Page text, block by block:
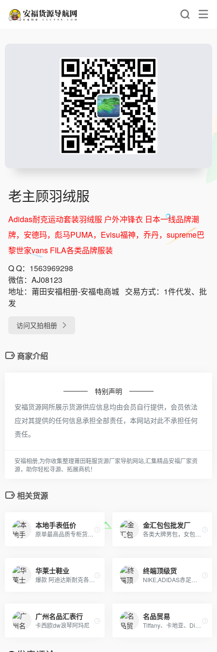
老主顾羽绒服
Adidas耐克运动套装羽绒服 户外冲锋衣 日本一线品牌潮
牌，安德玛，彪马PUMA，Evisu福神，乔丹，supreme巴
黎世家vans FILA各类品牌服装
Q Q： 1563969298
微信： AJ08123
地址： 莆田安福相册-安福电商城 交易方式： 1件代发、批
发
访问又拍相册
商家介绍
特别声明
安福货源网所展示货源供应信息均由会员自行提供，会员依法
应对其提供的任何信息承担全部责任，本网站对此不承担任何
责任。
安福相册,为你收集整理莆田鞋服货源厂家导航网站,汇集精品安福厂家资
源，助你轻松寻源、拓展商机！
相关货源
本地手表低价 金汇包包批发厂
华莱士鞋业 终端顶级货
广州名品汇表行
卡西欧dw浪琴阿玛尼
名品贸易